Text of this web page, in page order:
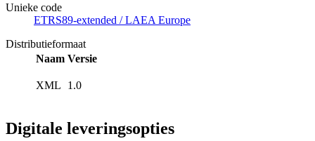
Unieke code
ETRS89-extended / LAEA Europe
Distributieformaat
Naam Versie
XML 1.0
Digitale leveringsopties